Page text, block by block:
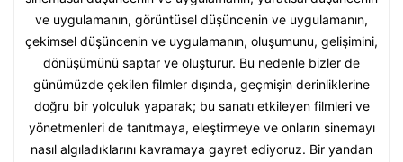
ve uygulamanın, görüntüsel düşüncenin ve uygulamanın,
çekimsel düşüncenin ve uygulamanın, oluşumunu, gelişimini,
dönüşümünü saptar ve oluşturur. Bu nedenle bizler de
günümüzde çekilen filmler dışında, geçmişin derinliklerine
doğru bir yolculuk yaparak; bu sanatı etkileyen filmleri ve
yönetmenleri de tanıtmaya, eleştirmeye ve onların sinemayı
nasıl algıladıklarını kavramaya gayret ediyoruz. Bir yandan